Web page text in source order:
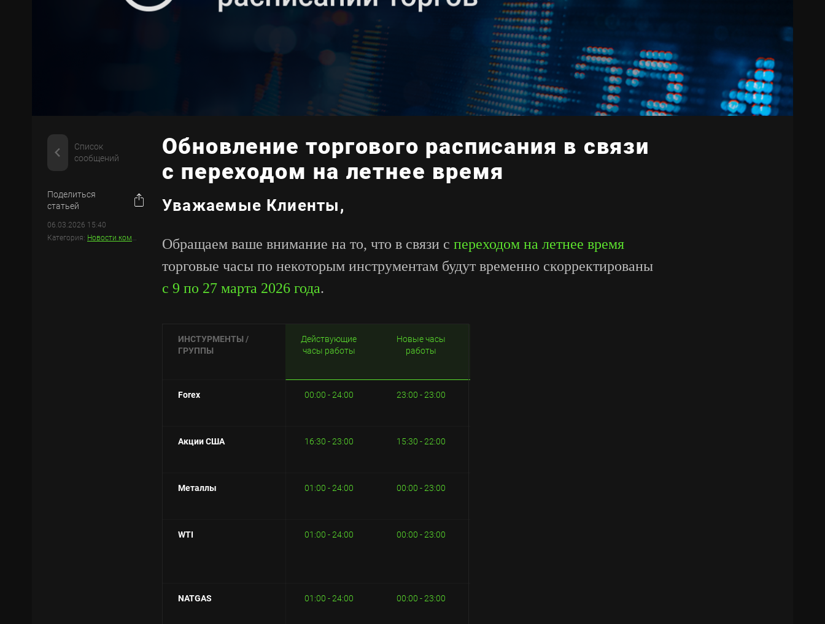
Список
сообщений
Поделиться
статьей
06.03.2026 15:40
Категория: Новости компании
Обновление торгового расписания в связи
с переходом на летнее время
Уважаемые Клиенты,
Обращаем ваше внимание на то, что в связи с переходом на летнее время
торговые часы по некоторым инструментам будут временно скорректированы
с 9 по 27 марта 2026 года.
ИНСТУРМЕНТЫ /
ГРУППЫ
Действующие
часы работы
Новые часы
работы
Forex 00:00 - 24:00 23:00 - 23:00
Акции США 16:30 - 23:00 15:30 - 22:00
Металлы 01:00 - 24:00 00:00 - 23:00
WTI 01:00 - 24:00 00:00 - 23:00
NATGAS 01:00 - 24:00 00:00 - 23:00